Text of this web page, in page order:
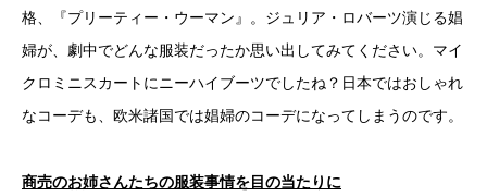
格、『プリーティー・ウーマン』。ジュリア・ロバーツ演じる娼
婦が、劇中でどんな服装だったか思い出してみてください。マイ
クロミニスカートにニーハイブーツでしたね？日本ではおしゃれ
なコーデも、欧米諸国では娼婦のコーデになってしまうのです。
商売のお姉さんたちの服装事情を目の当たりに